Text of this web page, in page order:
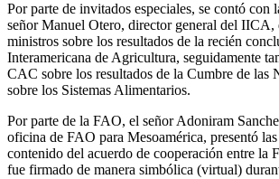
Por parte de invitados especiales, se contó con
señor Manuel Otero, director general del IICA,
ministros sobre los resultados de la recién
Interamericana de Agricultura, seguidamente
CAC sobre los resultados de la Cumbre de las
sobre los Sistemas Alimentarios.
Por parte de la FAO, el señor Adoniram
oficina de FAO para Mesoamérica, presentó
contenido del acuerdo de cooperación entre la
fue firmado de manera simbólica (virtual)